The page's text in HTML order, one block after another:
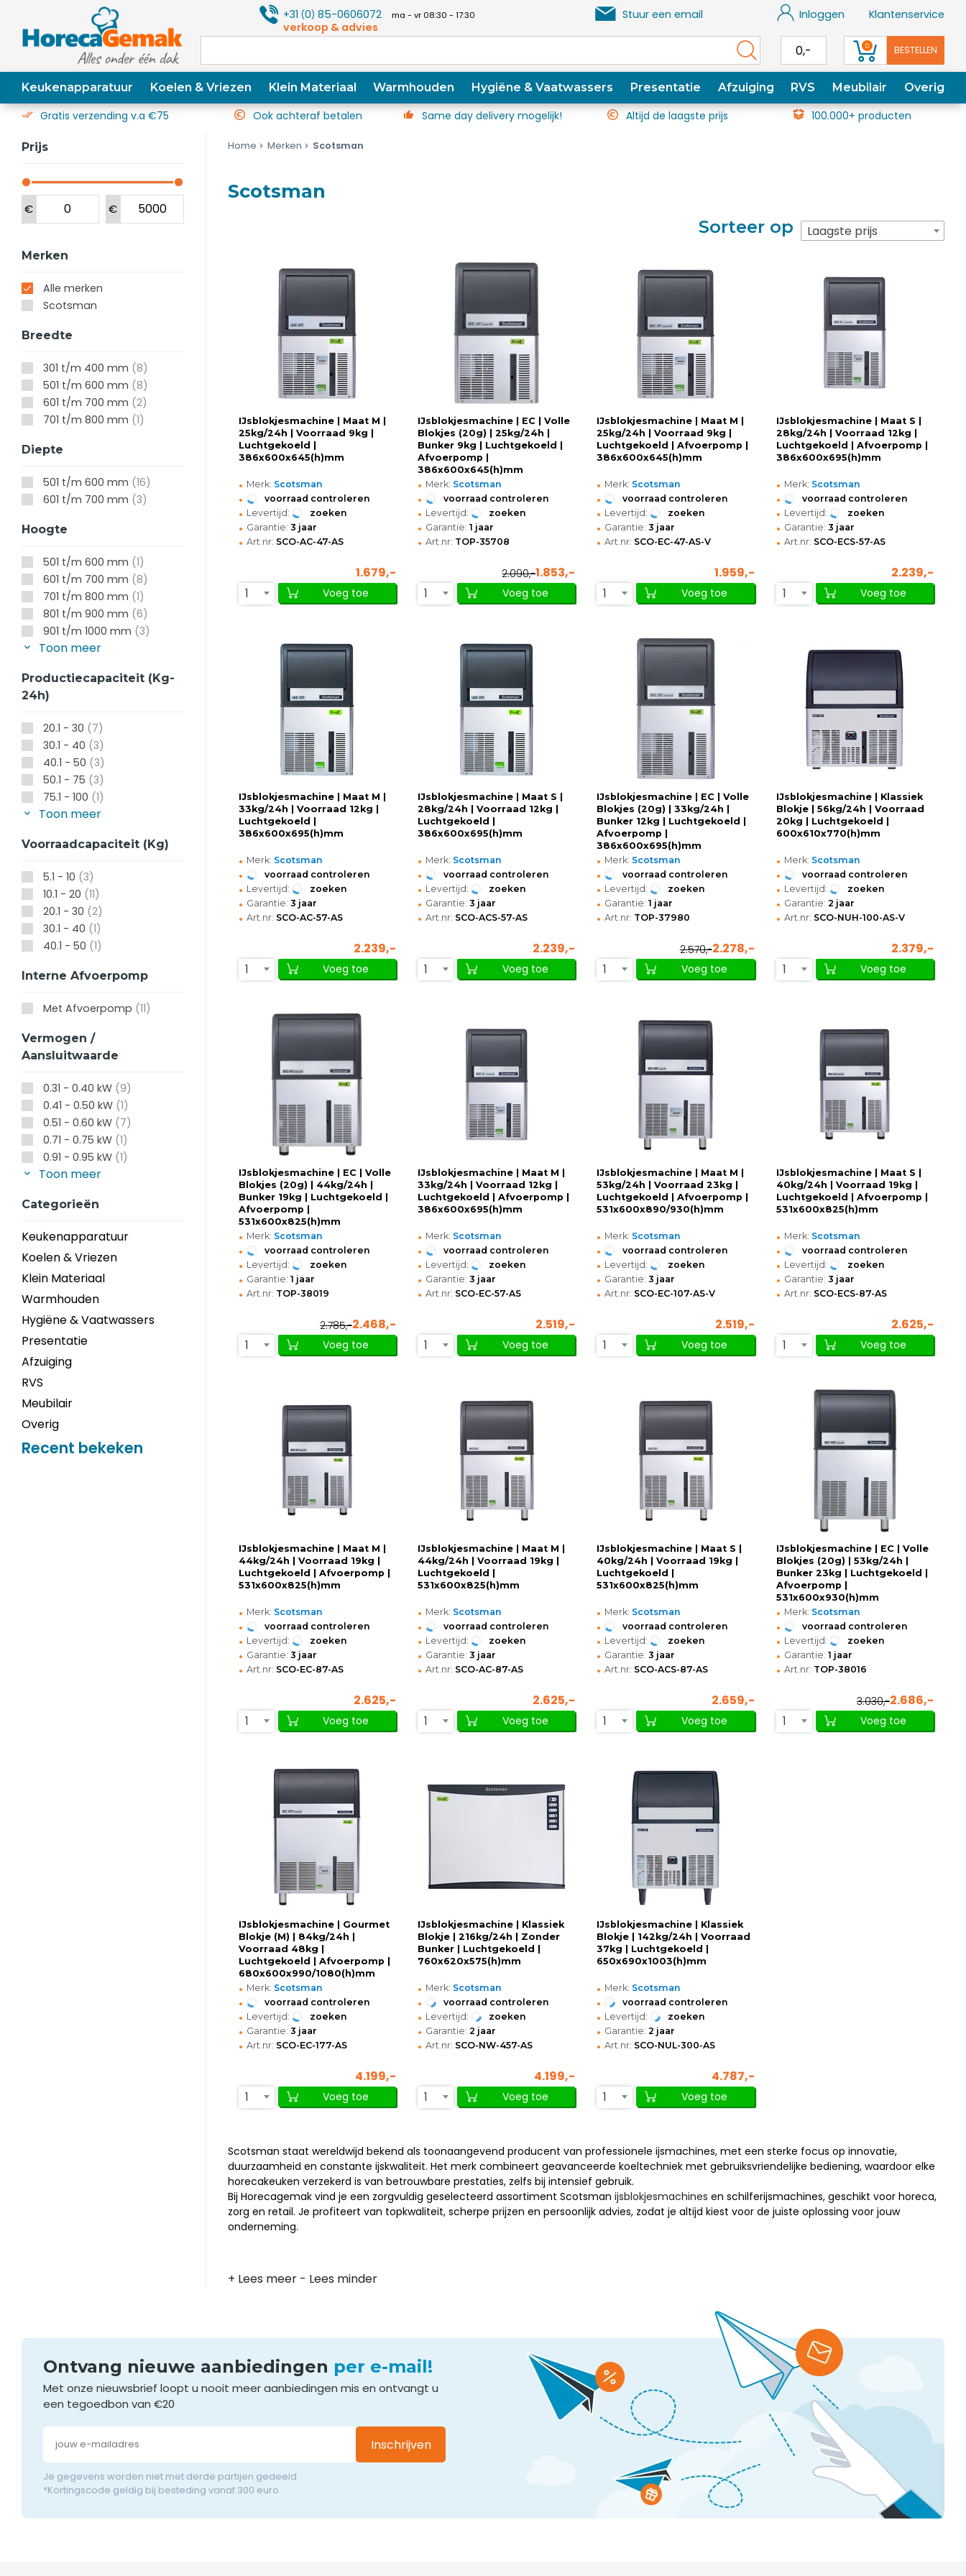
+31(0) 85-0606072 ma - vr 08:30 - 17:30
verkoop & advies
Stuur een email Inloggen Klantenservice
0,- 0 BESTELLEN
Keukenapparatuur Koelen & Vriezen Klein Materiaal Warmhouden Hygiëne & Vaatwassers Presentatie Afzuiging RVS Meubilair Overig
Gratis verzending v.a €75 Ook achteraf betalen Same day delivery mogelijk! Altijd de laagste prijs 100.000+ producten
Prijs
€ €
Merken
Alle merken
Scotsman
Breedte
301 t/m 400 mm (8)
501 t/m 600 mm (8)
601 t/m 700 mm (2)
701 t/m 800 mm (1)
Diepte
501 t/m 600 mm (16)
601 t/m 700 mm (3)
Hoogte
501 t/m 600 mm (1)
601 t/m 700 mm (8)
701 t/m 800 mm (1)
801 t/m 900 mm (6)
901 t/m 1000 mm (3)
Toon meer
Productiecapaciteit (kg-
24h)
20.1 - 30 (7)
30.1 - 40 (3)
40.1 - 50 (3)
50.1 - 75 (3)
75.1 - 100 (1)
Toon meer
Voorraadcapaciteit (kg)
5.1 - 10 (3)
10.1 - 20 (11)
20.1 - 30 (2)
30.1 - 40 (1)
40.1 - 50 (1)
Interne Afvoerpomp
Met Afvoerpomp (11)
Vermogen /
Aansluitwaarde
0.31 - 0.40 kW (9)
0.41 - 0.50 kW (1)
0.51 - 0.60 kW (7)
0.71 - 0.75 kW (1)
0.91 - 0.95 kW (1)
Toon meer
Categorieën
Keukenapparatuur
Koelen & Vriezen
Klein Materiaal
Warmhouden
Hygiëne & Vaatwassers
Presentatie
Afzuiging
RVS
Meubilair
Overig
Recent bekeken
Home Merken Scotsman
Scotsman
Sorteer op Laagste prijs
IJsblokjesmachine | Maat M |
25kg/24h | Voorraad 9kg |
Luchtgekoeld |
386x600x645(h)mm
• Merk: Scotsman
• voorraad controleren
• Levertijd: zoeken
• Garantie: 3 jaar
• Art.nr: SCO-AC-47-AS
1.679,-
1
Voeg toe
IJsblokjesmachine | EC | Volle
Blokjes (20g) | 25kg/24h |
Bunker 9kg | Luchtgekoeld |
Afvoerpomp |
386x600x645(h)mm
• Merk: Scotsman
• voorraad controleren
• Levertijd: zoeken
• Garantie: 1 jaar
• Art.nr: TOP-35708
2.090,-1.853,-
1
Voeg toe
IJsblokjesmachine | Maat M |
25kg/24h | Voorraad 9kg |
Luchtgekoeld | Afvoerpomp |
386x600x645(h)mm
• Merk: Scotsman
• voorraad controleren
• Levertijd: zoeken
• Garantie: 3 jaar
• Art.nr: SCO-EC-47-AS-V
1.959,-
1
Voeg toe
IJsblokjesmachine | Maat S |
28kg/24h | Voorraad 12kg |
Luchtgekoeld | Afvoerpomp |
386x600x695(h)mm
• Merk: Scotsman
• voorraad controleren
• Levertijd: zoeken
• Garantie: 3 jaar
• Art.nr: SCO-ECS-57-AS
2.239,-
1
Voeg toe
IJsblokjesmachine | Maat M |
33kg/24h | Voorraad 12kg |
Luchtgekoeld |
386x600x695(h)mm
• Merk: Scotsman
• voorraad controleren
• Levertijd: zoeken
• Garantie: 3 jaar
• Art.nr: SCO-AC-57-AS
2.239,-
1
Voeg toe
IJsblokjesmachine | Maat S |
28kg/24h | Voorraad 12kg |
Luchtgekoeld |
386x600x695(h)mm
• Merk: Scotsman
• voorraad controleren
• Levertijd: zoeken
• Garantie: 3 jaar
• Art.nr: SCO-ACS-57-AS
2.239,-
1
Voeg toe
IJsblokjesmachine | EC | Volle
Blokjes (20g) | 33kg/24h |
Bunker 12kg | Luchtgekoeld |
Afvoerpomp |
386x600x695(h)mm
• Merk: Scotsman
• voorraad controleren
• Levertijd: zoeken
• Garantie: 1 jaar
• Art.nr: TOP-37980
2.570,-2.278,-
1
Voeg toe
IJsblokjesmachine | Klassiek
Blokje | 56kg/24h | Voorraad
20kg | Luchtgekoeld |
600x610x770(h)mm
• Merk: Scotsman
• voorraad controleren
• Levertijd: zoeken
• Garantie: 2 jaar
• Art.nr: SCO-NUH-100-AS-V
2.379,-
1
Voeg toe
IJsblokjesmachine | EC | Volle
Blokjes (20g) | 44kg/24h |
Bunker 19kg | Luchtgekoeld |
Afvoerpomp |
531x600x825(h)mm
• Merk: Scotsman
• voorraad controleren
• Levertijd: zoeken
• Garantie: 1 jaar
• Art.nr: TOP-38019
2.785,-2.468,-
1
Voeg toe
IJsblokjesmachine | Maat M |
33kg/24h | Voorraad 12kg |
Luchtgekoeld | Afvoerpomp |
386x600x695(h)mm
• Merk: Scotsman
• voorraad controleren
• Levertijd: zoeken
• Garantie: 3 jaar
• Art.nr: SCO-EC-57-AS
2.519,-
1
Voeg toe
IJsblokjesmachine | Maat M |
53kg/24h | Voorraad 23kg |
Luchtgekoeld | Afvoerpomp |
531x600x890/930(h)mm
• Merk: Scotsman
• voorraad controleren
• Levertijd: zoeken
• Garantie: 3 jaar
• Art.nr: SCO-EC-107-AS-V
2.519,-
1
Voeg toe
IJsblokjesmachine | Maat S |
40kg/24h | Voorraad 19kg |
Luchtgekoeld | Afvoerpomp |
531x600x825(h)mm
• Merk: Scotsman
• voorraad controleren
• Levertijd: zoeken
• Garantie: 3 jaar
• Art.nr: SCO-ECS-87-AS
2.625,-
1
Voeg toe
IJsblokjesmachine | Maat M |
44kg/24h | Voorraad 19kg |
Luchtgekoeld | Afvoerpomp |
531x600x825(h)mm
• Merk: Scotsman
• voorraad controleren
• Levertijd: zoeken
• Garantie: 3 jaar
• Art.nr: SCO-EC-87-AS
2.625,-
1
Voeg toe
IJsblokjesmachine | Maat M |
44kg/24h | Voorraad 19kg |
Luchtgekoeld |
531x600x825(h)mm
• Merk: Scotsman
• voorraad controleren
• Levertijd: zoeken
• Garantie: 3 jaar
• Art.nr: SCO-AC-87-AS
2.625,-
1
Voeg toe
IJsblokjesmachine | Maat S |
40kg/24h | Voorraad 19kg |
Luchtgekoeld |
531x600x825(h)mm
• Merk: Scotsman
• voorraad controleren
• Levertijd: zoeken
• Garantie: 3 jaar
• Art.nr: SCO-ACS-87-AS
2.659,-
1
Voeg toe
IJsblokjesmachine | EC | Volle
Blokjes (20g) | 53kg/24h |
Bunker 23kg | Luchtgekoeld |
Afvoerpomp |
531x600x930(h)mm
• Merk: Scotsman
• voorraad controleren
• Levertijd: zoeken
• Garantie: 1 jaar
• Art.nr: TOP-38016
3.030,-2.686,-
1
Voeg toe
IJsblokjesmachine | Gourmet
Blokje (M) | 84kg/24h |
Voorraad 48kg |
Luchtgekoeld | Afvoerpomp |
680x600x990/1080(h)mm
• Merk: Scotsman
• voorraad controleren
• Levertijd: zoeken
• Garantie: 3 jaar
• Art.nr: SCO-EC-177-AS
4.199,-
1
Voeg toe
IJsblokjesmachine | Klassiek
Blokje | 216kg/24h | Zonder
Bunker | Luchtgekoeld |
760x620x575(h)mm
• Merk: Scotsman
• voorraad controleren
• Levertijd: zoeken
• Garantie: 2 jaar
• Art.nr: SCO-NW-457-AS
4.199,-
1
Voeg toe
IJsblokjesmachine | Klassiek
Blokje | 142kg/24h | Voorraad
37kg | Luchtgekoeld |
650x690x1003(h)mm
• Merk: Scotsman
• voorraad controleren
• Levertijd: zoeken
• Garantie: 2 jaar
• Art.nr: SCO-NUL-300-AS
4.787,-
1
Voeg toe
Scotsman staat wereldwijd bekend als toonaangevend producent van professionele ijsmachines, met een sterke focus op innovatie,
duurzaamheid en constante ijskwaliteit. Het merk combineert geavanceerde koeltechniek met gebruiksvriendelijke bediening, waardoor elke
horecakeuken verzekerd is van betrouwbare prestaties, zelfs bij intensief gebruik.
Bij Horecagemak vind je een zorgvuldig geselecteerd assortiment Scotsman ijsblokjesmachines en schilferijsmachines, geschikt voor horeca,
zorg en retail. Je profiteert van topkwaliteit, scherpe prijzen en persoonlijk advies, zodat je altijd kiest voor de juiste oplossing voor jouw
onderneming.
+ Lees meer - Lees minder
Ontvang nieuwe aanbiedingen per e-mail!
Met onze nieuwsbrief loopt u nooit meer aanbiedingen mis en ontvangt u
een tegoedbon van €20
Inschrijven
Je gegevens worden niet met derde partijen gedeeld
*Kortingscode geldig bij besteding vanaf 300 euro